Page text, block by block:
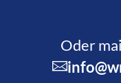
Oder